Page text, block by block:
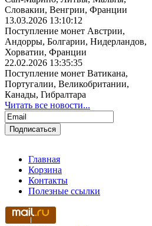
Словакии, Венгрии, Франции
13.03.2026 13:10:12
Поступление монет Австрии,
Андорры, Болгарии, Нидерландов,
Хорватии, Франции
22.02.2026 13:35:35
Поступление монет Ватикана,
Португалии, Великобритании,
Канады, Гибралтара
Читать все новости...
Главная
Корзина
Контакты
Полезные ссылки